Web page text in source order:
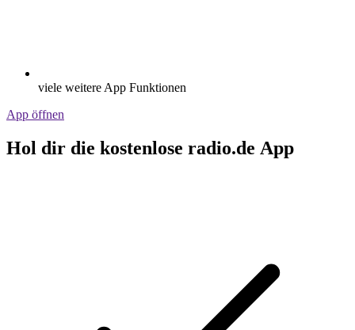
viele weitere App Funktionen
App öffnen
Hol dir die kostenlose radio.de App